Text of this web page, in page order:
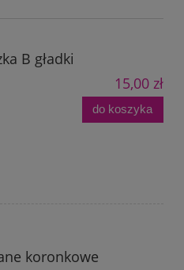
B gładki
15,00 zł
do koszyka
koronkowe